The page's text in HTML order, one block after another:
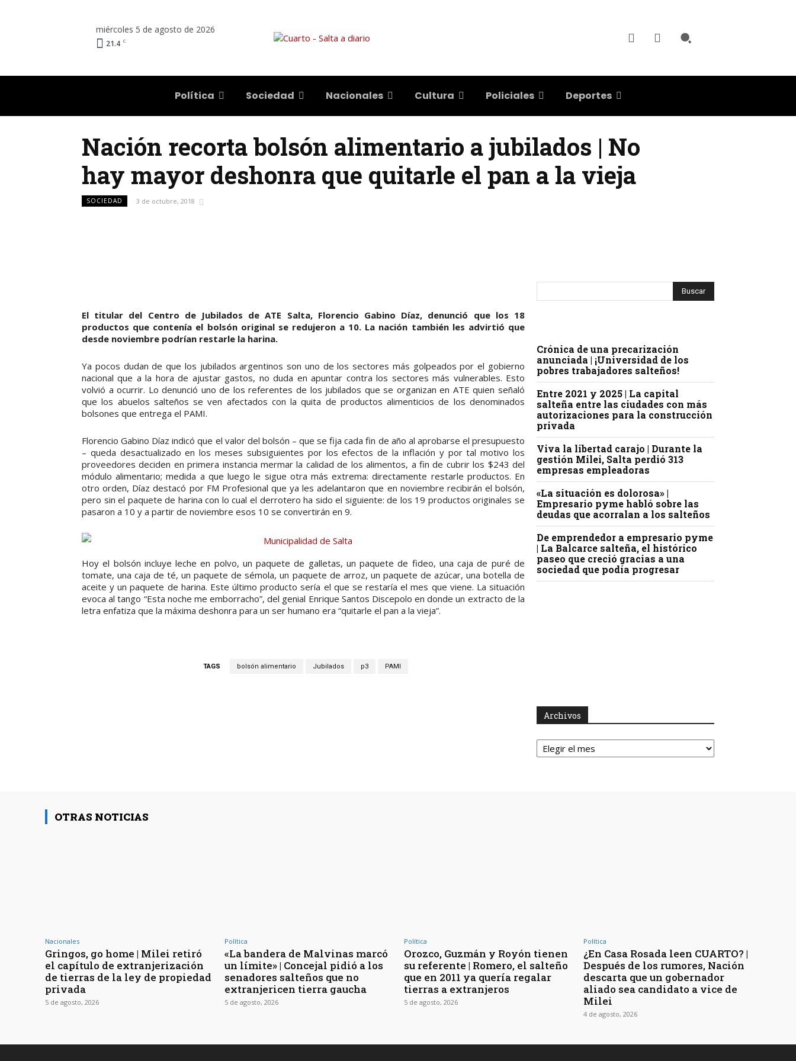
miércoles 5 de agosto de 2026
21.4 C
Política Sociedad Nacionales Cultura Policiales Deportes
Nación recorta bolsón alimentario a jubilados | No
hay mayor deshonra que quitarle el pan a la vieja
SOCIEDAD 3 de octubre, 2018
El titular del Centro de Jubilados de ATE Salta, Florencio Gabino Díaz, denunció que los 18
productos que contenía el bolsón original se redujeron a 10. La nación también les advirtió que
desde noviembre podrían restarle la harina.
Ya pocos dudan de que los jubilados argentinos son uno de los sectores más golpeados por el gobierno
nacional que a la hora de ajustar gastos, no duda en apuntar contra los sectores más vulnerables. Esto
volvió a ocurrir. Lo denunció uno de los referentes de los jubilados que se organizan en ATE quien señaló
que los abuelos salteños se ven afectados con la quita de productos alimenticios de los denominados
bolsones que entrega el PAMI.
Florencio Gabino Díaz indicó que el valor del bolsón – que se fija cada fin de año al aprobarse el presupuesto
– queda desactualizado en los meses subsiguientes por los efectos de la inflación y por tal motivo los
proveedores deciden en primera instancia mermar la calidad de los alimentos, a fin de cubrir los $243 del
módulo alimentario; medida a que luego le sigue otra más extrema: directamente restarle productos. En
otro orden, Díaz destacó por FM Profesional que ya les adelantaron que en noviembre recibirán el bolsón,
pero sin el paquete de harina con lo cual el derrotero ha sido el siguiente: de los 19 productos originales se
pasaron a 10 y a partir de noviembre esos 10 se convertirán en 9.
Hoy el bolsón incluye leche en polvo, un paquete de galletas, un paquete de fideo, una caja de puré de
tomate, una caja de té, un paquete de sémola, un paquete de arroz, un paquete de azúcar, una botella de
aceite y un paquete de harina. Este último producto sería el que se restaría el mes que viene. La situación
evoca al tango “Esta noche me emborracho”, del genial Enrique Santos Discepolo en donde un extracto de la
letra enfatiza que la máxima deshonra para un ser humano era “quitarle el pan a la vieja”.
TAGS bolsón alimentario Jubilados p3 PAMI
Crónica de una precarización
anunciada | ¡Universidad de los
pobres trabajadores salteños!
Entre 2021 y 2025 | La capital
salteña entre las ciudades con más
autorizaciones para la construcción
privada
Viva la libertad carajo | Durante la
gestión Milei, Salta perdió 313
empresas empleadoras
«La situación es dolorosa» |
Empresario pyme habló sobre las
deudas que acorralan a los salteños
De emprendedor a empresario pyme
| La Balcarce salteña, el histórico
paseo que creció gracias a una
sociedad que podía progresar
Archivos
Archivos
OTRAS NOTICIAS
Nacionales
Gringos, go home | Milei retiró
el capítulo de extranjerización
de tierras de la ley de propiedad
privada
5 de agosto, 2026
Política
«La bandera de Malvinas marcó
un límite» | Concejal pidió a los
senadores salteños que no
extranjericen tierra gaucha
5 de agosto, 2026
Política
Orozco, Guzmán y Royón tienen
su referente | Romero, el salteño
que en 2011 ya quería regalar
tierras a extranjeros
5 de agosto, 2026
Política
¿En Casa Rosada leen CUARTO? |
Después de los rumores, Nación
descarta que un gobernador
aliado sea candidato a vice de
Milei
4 de agosto, 2026